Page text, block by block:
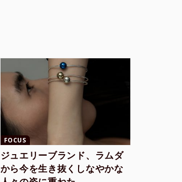
FOCUS
ジュエリーブランド、ラムダ
から今を生き抜くしなやかな